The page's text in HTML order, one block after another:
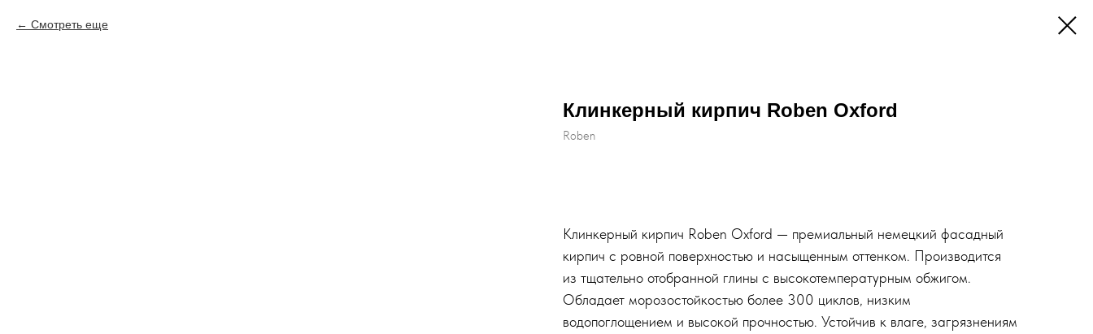
Смотреть еще
Клинкерный кирпич Roben Oxford
Roben
Клинкерный кирпич Roben Oxford — премиальный немецкий фасадный
кирпич с ровной поверхностью и насыщенным оттенком. Производится
из тщательно отобранной глины с высокотемпературным обжигом.
Обладает морозостойкостью более 300 циклов, низким
водопоглощением и высокой прочностью. Устойчив к влаге, загрязнениям